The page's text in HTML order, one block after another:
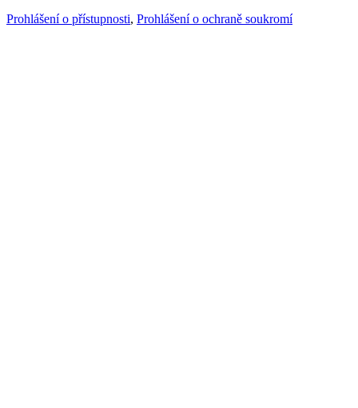
Prohlášení o přístupnosti, Prohlášení o ochraně soukromí